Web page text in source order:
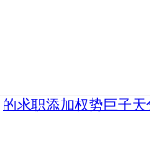
的求职添加权势巨子天